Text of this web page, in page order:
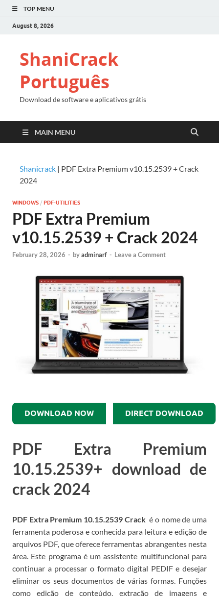
TOP MENU
August 8, 2026
ShaniCrack
Português
Download de software e aplicativos grátis
MAIN MENU
Shanicrack | PDF Extra Premium v10.15.2539 + Crack
2024
WINDOWS / PDF-UTILITIES
PDF Extra Premium
v10.15.2539 + Crack 2024
February 28, 2026 - byadminarf - Leave a Comment
DOWNLOAD NOW DIRECT DOWNLOAD
PDF Extra Premium
10.15.2539+ download de
crack 2024
PDF Extra Premium 10.15.2539 Cracké o nome de uma
ferramenta poderosa e conhecida para leitura e edição de
arquivos PDF, que oferece ferramentas abrangentes nesta
área. Este programa é um assistente multifuncional para
continuar a processar o formato digital PEDIF e desejar
eliminar os seus documentos de várias formas. Funções
como edição de conteúdo, extração de imagens e